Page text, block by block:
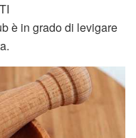
è in grado di levigare